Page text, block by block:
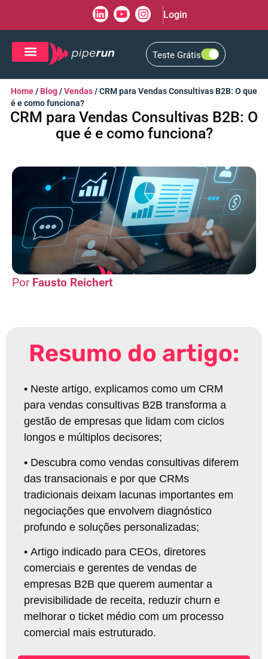
Login
Teste Grátis
Home/ Blog/Vendas/CRM para Vendas Consultivas B2B: O que
é e como funciona?
CRM para Vendas Consultivas B2B: O
que é e como funciona?
Fausto Reichert
Resumo do artigo:
• Neste artigo, explicamos como um CRM
para vendas consultivas B2B transforma a
gestão de empresas que lidam com ciclos
longos e múltiplos decisores;
• Descubra como vendas consultivas diferem
das transacionais e por que CRMs
tradicionais deixam lacunas importantes em
negociações que envolvem diagnóstico
profundo e soluções personalizadas;
• Artigo indicado para CEOs, diretores
comerciais e gerentes de vendas de
empresas B2B que querem aumentar a
previsibilidade de receita, reduzir churn e
melhorar o ticket médio com um processo
comercial mais estruturado.